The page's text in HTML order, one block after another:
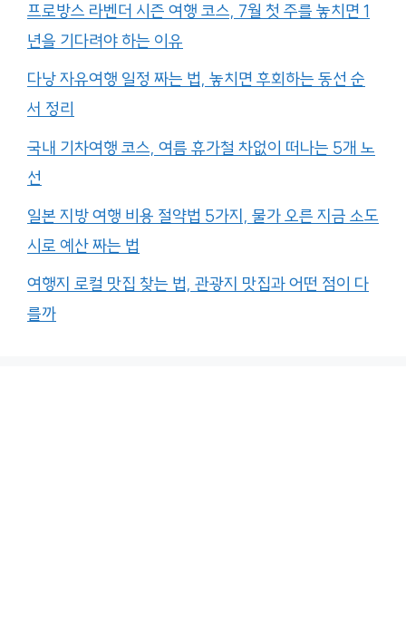
프로방스 라벤더 시즌 여행 코스, 7월 첫 주를 놓치면 1
년을 기다려야 하는 이유
다낭 자유여행 일정 짜는 법, 놓치면 후회하는 동선 순
서 정리
국내 기차여행 코스, 여름 휴가철 차없이 떠나는 5개 노
선
일본 지방 여행 비용 절약법 5가지, 물가 오른 지금 소도
시로 예산 짜는 법
여행지 로컬 맛집 찾는 법, 관광지 맛집과 어떤 점이 다
를까